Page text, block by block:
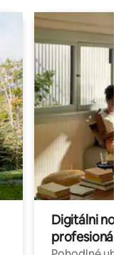
Digitálni
profesionáli